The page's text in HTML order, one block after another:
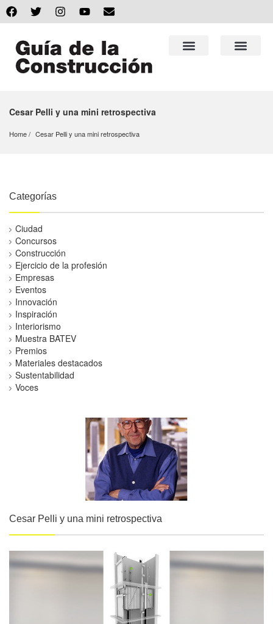
Cesar Pelli y una mini retrospectiva
Home Cesar Pelli y una mini retrospectiva
Categorías
Ciudad
Concursos
Construcción
Ejercicio de la profesión
Empresas
Eventos
Innovación
Inspiración
Interiorismo
Muestra BATEV
Premios
Materiales destacados
Sustentabilidad
Voces
Cesar Pelli y una mini retrospectiva